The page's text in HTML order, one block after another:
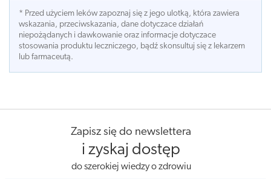
* Przed użyciem leków zapoznaj się z jego ulotką, która zawiera
wskazania, przeciwskazania, dane dotyczace działań
niepożądanych i dawkowanie oraz informacje dotyczace
stosowania produktu leczniczego, bądź skonsultuj się z lekarzem
lub farmaceutą.
Zapisz się do newslettera
i zyskaj dostęp
do szerokiej wiedzy o zdrowiu